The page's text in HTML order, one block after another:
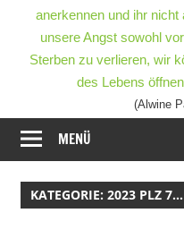
end-
lich
leben
anerkennen und ihr
unsere Angst sowohl
Sterben zu verlieren, wir
des Lebens
(Alwine
MENÜ
KATEGORIE: 2023 PLZ 7…